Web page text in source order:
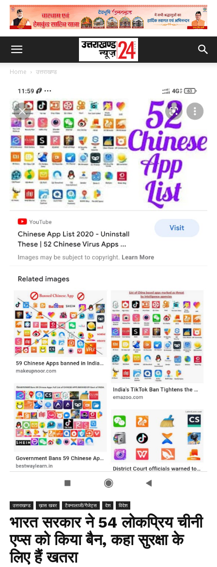
Home उत्तराखण्ड
उत्तराखण्ड ख़ास खबर टैक्नालाजी/गैजेट्स देश विदेश
भारत सरकार ने 54 लोकप्रिय चीनी
एप्स को किया बैन, कहा सुरक्षा के
लिए हैं खतरा